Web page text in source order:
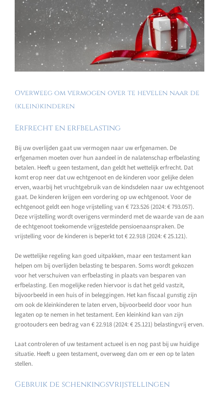
grotere
afbeelding
Overweeg om vermogen over te hevelen naar de
(klein)kinderen
Erfrecht en erfbelasting
Bij uw overlijden gaat uw vermogen naar uw erfgenamen. De
erfgenamen moeten over hun aandeel in de nalatenschap erfbelasting
betalen. Heeft u geen testament, dan geldt het wettelijk erfrecht. Dat
komt erop neer dat uw echtgenoot en de kinderen voor gelijke delen
erven, waarbij het vruchtgebruik van de kindsdelen naar uw echtgenoot
gaat. De kinderen krijgen een vordering op uw echtgenoot. Voor de
echtgenoot geldt een hoge vrijstelling van € 723.526 (2024: € 793.057).
Deze vrijstelling wordt overigens verminderd met de waarde van de aan
de echtgenoot toekomende vrijgestelde pensioenaanspraken. De
vrijstelling voor de kinderen is beperkt tot € 22.918 (2024: € 25.121).
De wettelijke regeling kan goed uitpakken, maar een testament kan
helpen om bij overlijden belasting te besparen. Soms wordt gekozen
voor het verschuiven van erfbelasting in plaats van besparen van
erfbelasting. Een mogelijke reden hiervoor is dat het geld vastzit,
bijvoorbeeld in een huis of in beleggingen. Het kan fiscaal gunstig zijn
om ook de kleinkinderen te laten erven, bijvoorbeeld door voor hun
legaten op te nemen in het testament. Een kleinkind kan van zijn
grootouders een bedrag van € 22.918 (2024: € 25.121) belastingvrij erven.
Laat controleren of uw testament actueel is en nog past bij uw huidige
situatie. Heeft u geen testament, overweeg dan om er een op te laten
stellen.
Gebruik de schenkingsvrijstellingen